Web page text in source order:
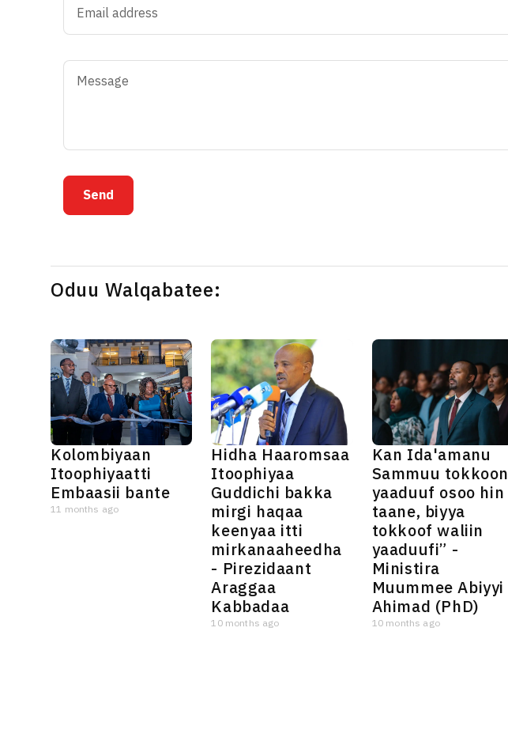
Send
Oduu Walqabatee:
Kolombiyaan
Itoophiyaatti
Embaasii bante
11 months ago
Hidha Haaromsaa
Itoophiyaa
Guddichi bakka
mirgi haqaa
keenyaa itti
mirkanaaheedha
- Pirezidaant
Araggaa
Kabbadaa
10 months ago
Kan Ida'amanu
Sammuu tokkoon
yaaduuf osoo hin
taane, biyya
tokkoof waliin
yaaduufi” -
Ministira
Muummee Abiyyi
Ahimad (PhD)
10 months ago